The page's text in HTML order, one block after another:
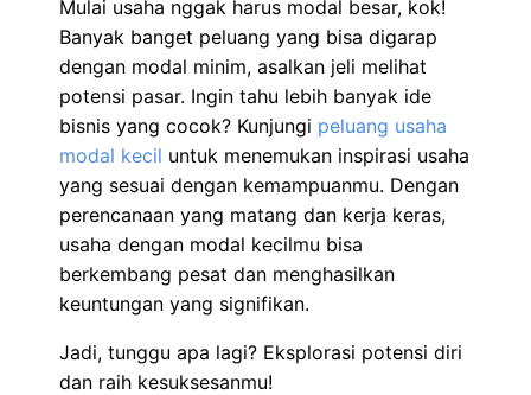
Mulai usaha nggak harus modal besar, kok!
Banyak banget peluang yang bisa digarap
dengan modal minim, asalkan jeli melihat
potensi pasar. Ingin tahu lebih banyak ide
bisnis yang cocok? Kunjungi peluang usaha
modal kecil untuk menemukan inspirasi usaha
yang sesuai dengan kemampuanmu. Dengan
perencanaan yang matang dan kerja keras,
usaha dengan modal kecilmu bisa
berkembang pesat dan menghasilkan
keuntungan yang signifikan.
Jadi, tunggu apa lagi? Eksplorasi potensi diri
dan raih kesuksesanmu!